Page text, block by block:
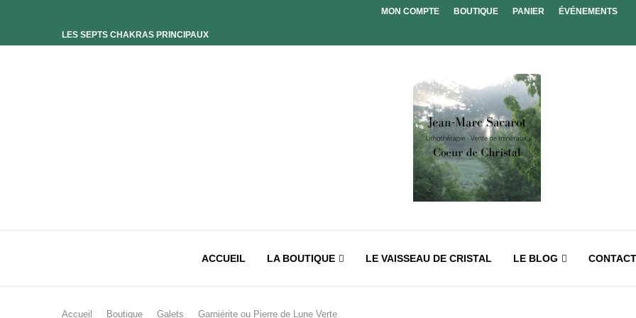
LES SEPTS CHAKRAS PRINCIPAUX
MON COMPTE BOUTIQUE PANIER ÉVÉNEMENTS
ACCUEIL LA BOUTIQUE LE VAISSEAU DE CRISTAL LE BLOG CONTACT
Accueil Boutique Galets Garniérite ou Pierre de Lune Verte